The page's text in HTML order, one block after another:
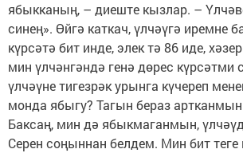
ябыкканың, – диеште кызлар. –
синең». Өйгә каткач, үлчәүгә иремне
күрсәтә бит инде, элек тә 86 иде,
мин үлчәнгәндә генә дөрес күрсәтми
үлчәүне тигезрәк урынга күчереп
монда ябыгу? Тагын бераз артканмын
Баксаң, мин дә ябыкмаганмын,
Серен соңыннан белдем. Мин бит теге